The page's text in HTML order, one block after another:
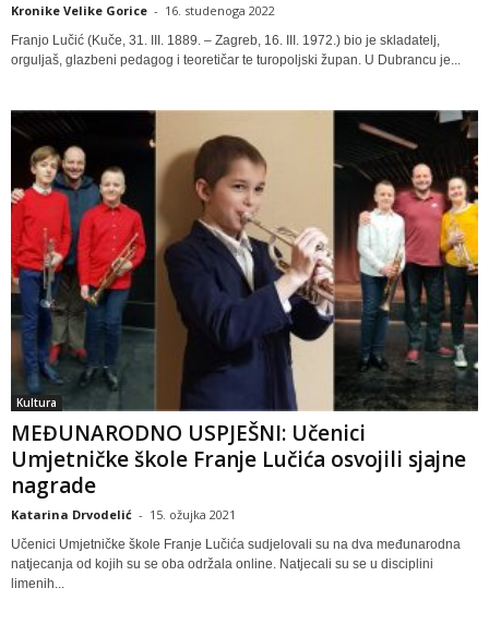
Kronike Velike Gorice - 16. studenoga 2022
Franjo Lučić (Kuče, 31. III. 1889. – Zagreb, 16. III. 1972.) bio je skladatelj,
orguljaš, glazbeni pedagog i teoretičar te turopoljski župan. U Dubrancu je...
Kultura
MEĐUNARODNO USPJEŠNI: Učenici
Umjetničke škole Franje Lučića osvojili sjajne
nagrade
Katarina Drvodelić - 15. ožujka 2021
Učenici Umjetničke škole Franje Lučića sudjelovali su na dva međunarodna
natjecanja od kojih su se oba održala online. Natjecali su se u disciplini
limenih...